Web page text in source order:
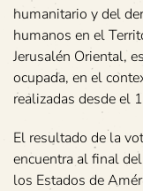
humanitario y del
humanos en el
Jerusalén Oriental,
ocupada, en el
realizadas desde el
El resultado de la
encuentra al final
los Estados de